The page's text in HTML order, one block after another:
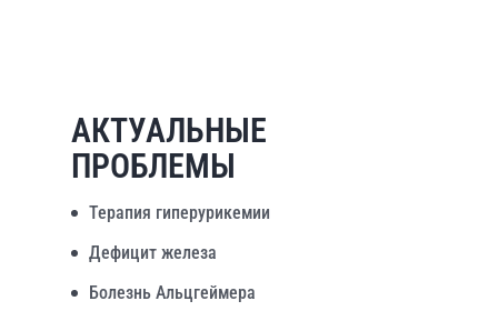
АКТУАЛЬНЫЕ
ПРОБЛЕМЫ
Терапия гиперурикемии
Дефицит железа
Болезнь Альцгеймера